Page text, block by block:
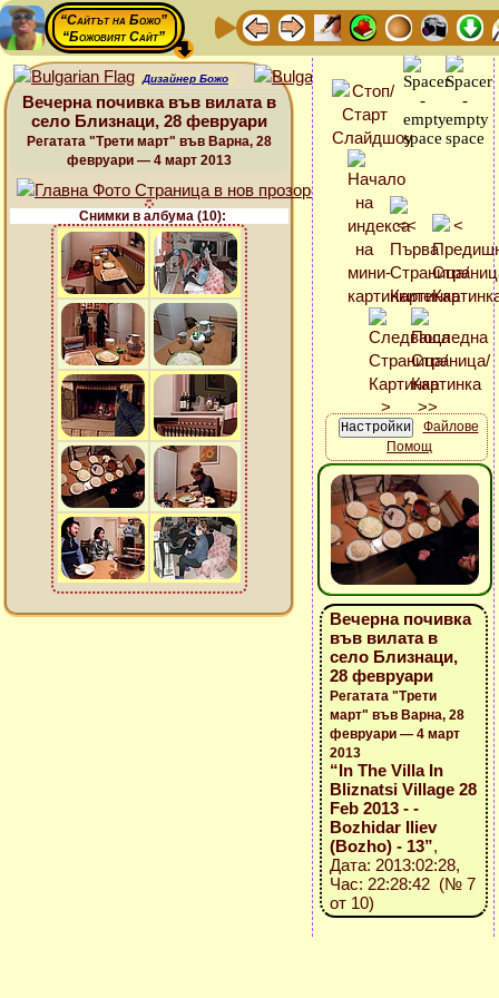
“Сайтът на Божо”
“Божовият Сайт”
Дизайнер Божо
Вечерна почивка във вилата в
село Близнаци, 28 февруари
Регатата "Трети март" във Варна, 28
февруари — 4 март 2013
Снимки в албума (10):
Файлове
Помощ
Вечерна почивка
във вилата в
село Близнаци,
28 февруари
Регатата "Трети
март" във Варна, 28
февруари — 4 март
2013
“In The Villa In
Bliznatsi Village 28
Feb 2013 - -
Bozhidar Iliev
(Bozho) - 13”,
Дата: 2013:02:28,
Час: 22:28:42 (№ 7
от 10)